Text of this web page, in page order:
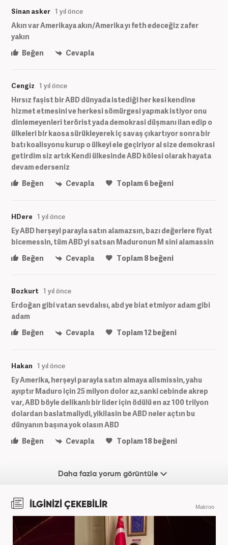
Sinan asker 1 yıl önce
Akın var Amerikaya akın/Amerika yı feth edeceğiz zafer
yakın
Beğen
Cevapla
Cengiz 1 yıl önce
Hırsız faşist bir ABD dünyada istediği her kesi kendine
hizmet etmesini ve herkesi sömürgesi yapmak istiyor onu
dinlemeyenleri terörist yada demokrasi düşmanı ilan edip o
ülkeleri bir kaosa sürükleyerek iç savaş çıkartıyor sonra bir
batı koalisyonu kurup o ülkeyi ele geçiriyor al size demokrasi
getirdim siz artık Kendi ülkesinde ABD kölesi olarak hayata
devam ederseniz
Beğen
Cevapla Toplam6 beğeni
HDere 1 yıl önce
Ey ABD herşeyi parayla satın alamazsın, bazı değerlere fiyat
bicemessin, tüm ABD yi satsan Maduronun M sini alamassin
Beğen
Cevapla Toplam8beğeni
Bozkurt 1 yıl önce
Erdoğan gibi vatan sevdalısı, abd ye biat etmiyor adam gibi
adam
Beğen
Cevapla Toplam12beğeni
Hakan 1 yıl önce
Ey Amerika, herşeyi parayla satın almaya alismissin, yahu
ayıptır Maduro için 25 milyon dolor az,sanki cebinde akrep
var, ABD böyle delikanlı bir lider için ödülü en az 100 trilyon
dolardan baslatmaliydi, yikilasin be ABD neler açtın bu
dünyanın başına yok olasın ABD
Beğen
Cevapla Toplam18beğeni
Daha fazla yorum görüntüle
İLGİNİZİ ÇEKEBİLİR Makroo